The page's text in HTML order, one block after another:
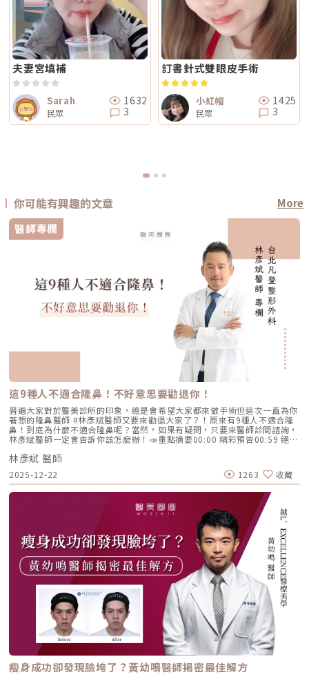
夫妻宮填補
Sarah
民眾
1632
3
訂書針式雙眼皮手術
小紅帽
民眾
1425
3
你可能有興趣的文章
More
醫師專欄
這9種人不適合隆鼻！不好意思要勸退你！
普遍大家對於醫美診所的印象，總是會希望大家都來做手術但這次一直為你
著想的隆鼻醫師 #林彥斌醫師又要來勸退大家了？！原來有9種人不適合隆
鼻！到底為什麼不適合隆鼻呢？當然，如果有疑問，只要來醫師診間諮詢，
林彥斌醫師一定會告訴你該怎麼辦！📣重點摘要00:00 精彩預告00:59 絕對
不可以手術的類型02:29 個人認知不同的類型03:34 過度期待的類型04:28
結語【聯絡凡登】Contact Us📍線上諮詢Line - 台北凡登｜
https://lihi3.cc/6l4aaLine - 新竹凡登｜https://lihi3.cc/jJzuQLine - 台
南凡登｜https://lihi3.cc/yxHMNWechat - 凡登微信ID｜vendometp📍凡
登網站網站連結｜https://taplink.cc/vendometw【診所資訊】
Information📌台北凡登電話：02-2703-8858地址：台北市大安區信義路
三段149號3樓營業時間：週一至週六 10:00至20:00📌新竹凡登電話：03-
550-8362地址：新竹縣竹北市文興路一段39號1樓營業時間：週一至週五
10:00-19:00、週六 10:00-17:00📌台南凡登電話：06-511-9188地址：台
南市東區長榮路二段70號1樓營業時間：週一至週六 10:00至19:00【合作
洽談】vendome.clinic.video@gmail.com官網連結｜
https://reurl.cc/rYLrxb整型外科 林彥斌醫師 FB整形外科 林彥斌醫師 IG
林彥斌 醫師
2025-12-22 1263 收藏
瘦身成功卻發現臉垮了？黃幼鳴醫師揭密最佳解方